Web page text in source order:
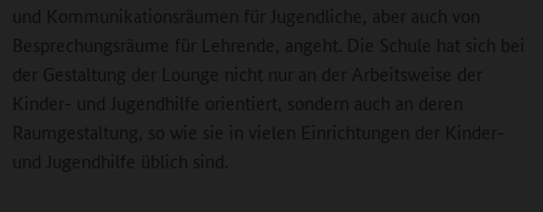
und Kommunikationsräumen für Jugendliche, aber auch von
Besprechungsräume für Lehrende, angeht. Die Schule hat sich bei
der Gestaltung der Lounge nicht nur an der Arbeitsweise der
Kinder- und Jugendhilfe orientiert, sondern auch an deren
Raumgestaltung, so wie sie in vielen Einrichtungen der Kinder-
und Jugendhilfe üblich sind.